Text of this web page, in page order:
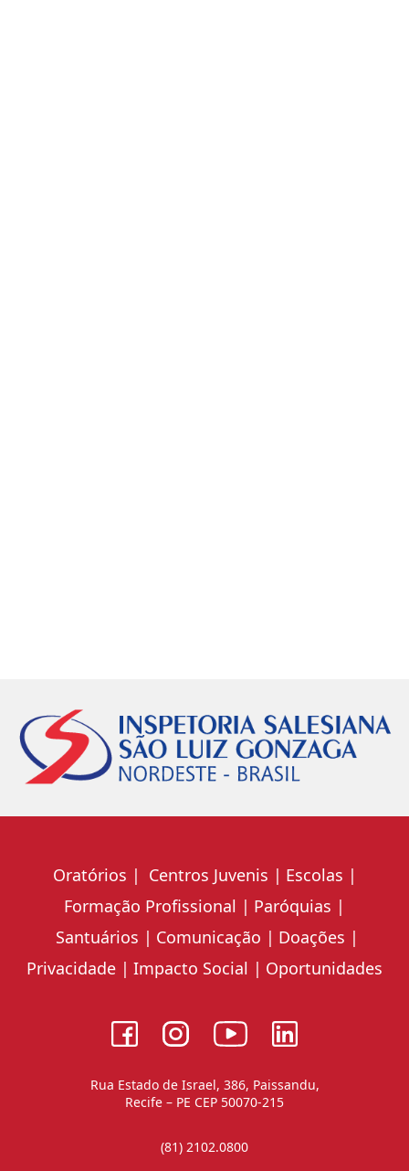
Oratórios Centros Juvenis
Escolas
Formação Profissional
Paróquias
Santuários
Comunicação
Doações
Privacidade
Impacto Social Oportunidades
Rua Estado de Israel, 386, Paissandu,
Recife – PE CEP 50070-215
(81) 2102.0800